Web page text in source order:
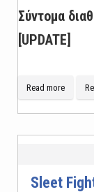
Σύντομα
[UPDATE]
Read more
Sleet